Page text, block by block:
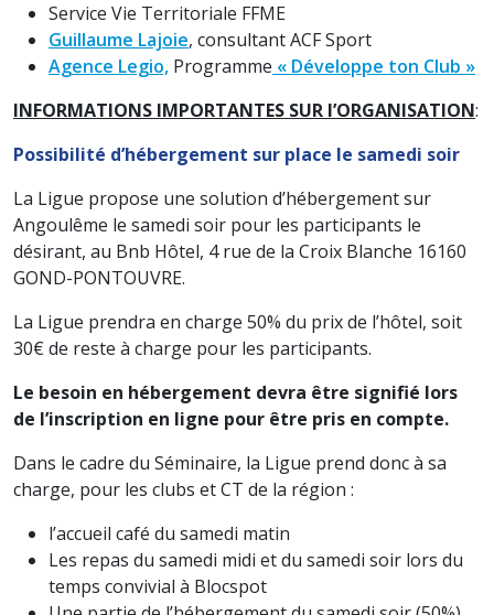
Service Vie Territoriale FFME
Guillaume Lajoie, consultant ACF Sport
Agence Legio, Programme « Développe ton Club »
INFORMATIONS IMPORTANTES SUR l’ORGANISATION:
Possibilité d’hébergement sur place le samedi soir
La Ligue propose une solution d’hébergement sur
Angoulême le samedi soir pour les participants le
désirant, au Bnb Hôtel, 4 rue de la Croix Blanche 16160
GOND-PONTOUVRE.
La Ligue prendra en charge 50% du prix de l’hôtel, soit
30€ de reste à charge pour les participants.
Le besoin en hébergement devra être signifié lors
de l’inscription en ligne pour être pris en compte.
Dans le cadre du Séminaire, la Ligue prend donc à sa
charge, pour les clubs et CT de la région :
l’accueil café du samedi matin
Les repas du samedi midi et du samedi soir lors du
temps convivial à Blocspot